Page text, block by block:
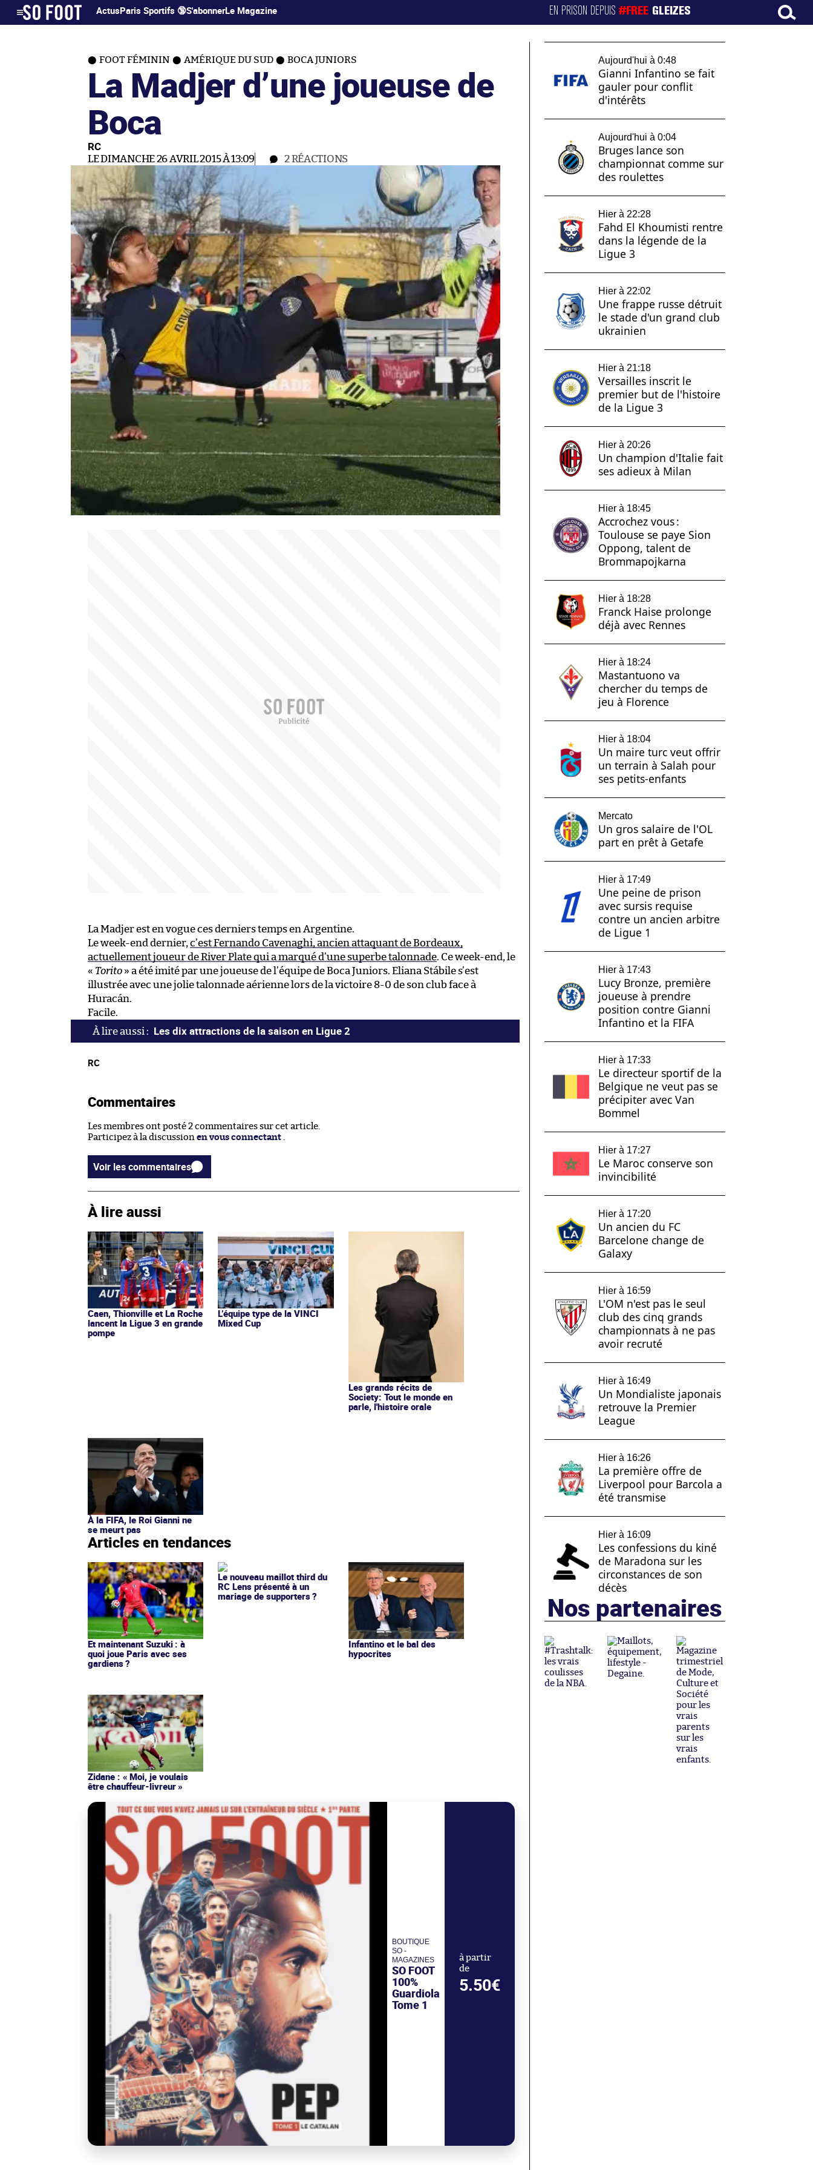
ActusParis Sportifs 🔞S'abonnerLe Magazine EN PRISON DEPUIS#FREE GLEIZES
FOOT FÉMININ AMÉRIQUE DU SUD BOCA JUNIORS
La Madjer d’une joueuse de
Boca
RC
LE DIMANCHE 26 AVRIL 2015 À 13:09 2RÉACTIONS
La Madjer est en vogue ces derniers temps en Argentine.
Le week-end dernier, c’est Fernando Cavenaghi, ancien attaquant de Bordeaux,
actuellement joueur de River Plate qui a marqué d’une superbe talonnade. Ce week-end, le
« Torito » a été imité par une joueuse de l’équipe de Boca Juniors. Eliana Stábile s’est
illustrée avec une jolie talonnade aérienne lors de la victoire 8-0 de son club face à
Huracán.
Facile.
Les dix attractions de la saison en Ligue 2
RC
Commentaires
Les membres ont posté 2 commentaires sur cet article.
Participez à la discussion en vous connectant .
Voir les commentaires
À lire aussi
Caen, Thionville et La Roche
lancent la Ligue 3 en grande
pompe
L’équipe type de la VINCI
Mixed Cup
Les grands récits de
Society: Tout le monde en
parle, l'histoire orale
À la FIFA, le Roi Gianni ne
se meurt pas
Articles en tendances
Et maintenant Suzuki : à
quoi joue Paris avec ses
gardiens ?
Le nouveau maillot third du
RC Lens présenté à un
mariage de supporters ?
Infantino et le bal des
hypocrites
Zidane : « Moi, je voulais
être chauffeur-livreur »
BOUTIQUE
SO -
MAGAZINES
SO FOOT
100%
Guardiola
Tome 1
à partir
de
5.50€
Aujourd'hui à 0:48
Gianni Infantino se fait
gauler pour conflit
d'intérêts
Aujourd'hui à 0:04
Bruges lance son
championnat comme sur
des roulettes
Hier à 22:28
Fahd El Khoumisti rentre
dans la légende de la
Ligue 3
Hier à 22:02
Une frappe russe détruit
le stade d'un grand club
ukrainien
Hier à 21:18
Versailles inscrit le
premier but de l'histoire
de la Ligue 3
Hier à 20:26
Un champion d'Italie fait
ses adieux à Milan
Hier à 18:45
Accrochez vous :
Toulouse se paye Sion
Oppong, talent de
Brommapojkarna
Hier à 18:28
Franck Haise prolonge
déjà avec Rennes
Hier à 18:24
Mastantuono va
chercher du temps de
jeu à Florence
Hier à 18:04
Un maire turc veut offrir
un terrain à Salah pour
ses petits-enfants
Mercato
Un gros salaire de l'OL
part en prêt à Getafe
Hier à 17:49
Une peine de prison
avec sursis requise
contre un ancien arbitre
de Ligue 1
Hier à 17:43
Lucy Bronze, première
joueuse à prendre
position contre Gianni
Infantino et la FIFA
Hier à 17:33
Le directeur sportif de la
Belgique ne veut pas se
précipiter avec Van
Bommel
Hier à 17:27
Le Maroc conserve son
invincibilité
Hier à 17:20
Un ancien du FC
Barcelone change de
Galaxy
Hier à 16:59
L'OM n'est pas le seul
club des cinq grands
championnats à ne pas
avoir recruté
Hier à 16:49
Un Mondialiste japonais
retrouve la Premier
League
Hier à 16:26
La première offre de
Liverpool pour Barcola a
été transmise
Hier à 16:09
Les confessions du kiné
de Maradona sur les
circonstances de son
décès
Nos partenaires